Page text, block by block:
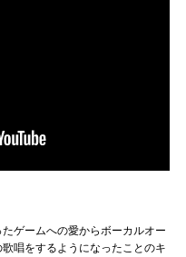
ゲームへの愛からボーカルオー
唱をするようになったことのキ